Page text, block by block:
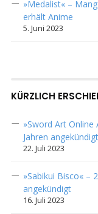
»Medalist« –
erhält Anime
5. Juni 2023
KÜRZLICH
»Sword Art Online
Jahren angekündigt
22. Juli 2023
»Sabikui Bisco« –
angekündigt
16. Juli 2023